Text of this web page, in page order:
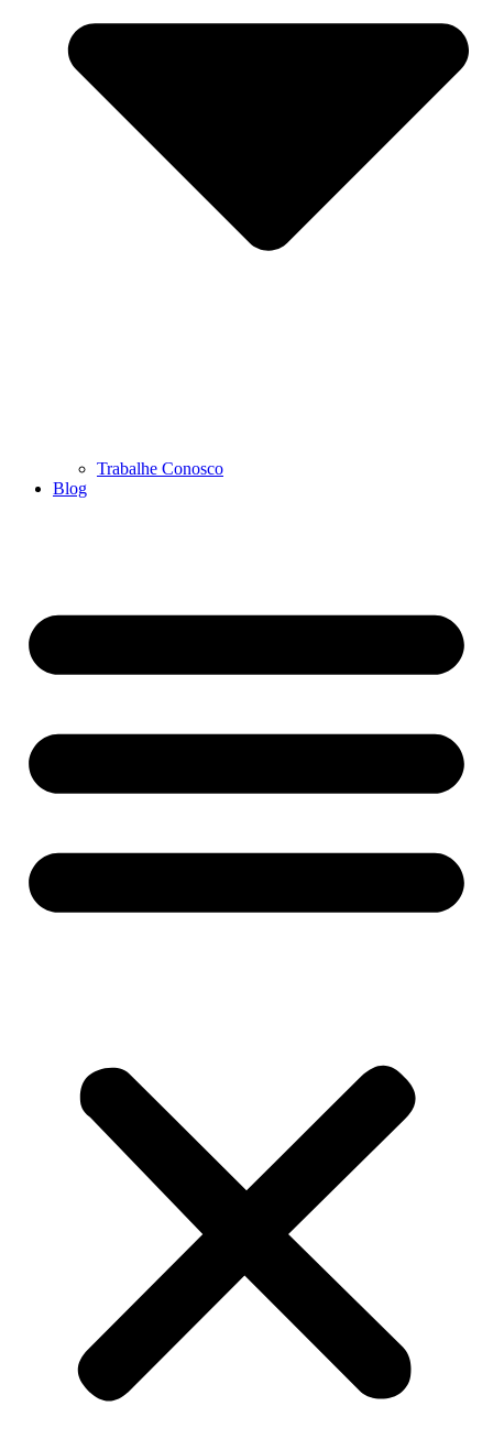
Trabalhe Conosco
Blog